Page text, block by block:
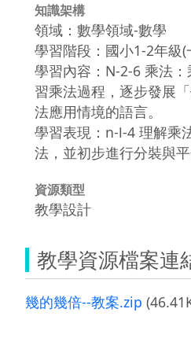
知識架構
領域：數學領域-數學
學習階段：國小1-2年級(
學習內容：N-2-6 乘法
習乘法過程，逐步發展
法應用情境的語言。
學習表現：n-Ⅰ-4 理解乘
法，並初步進行分裝與平
資源類型
教學設計
教學資源檔案連
幾的幾倍--教案.zip